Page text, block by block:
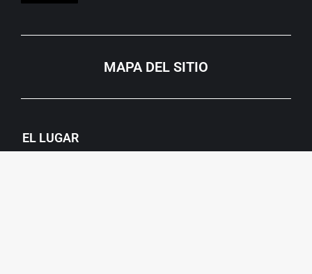
MAPA DEL SITIO
EL LUGAR